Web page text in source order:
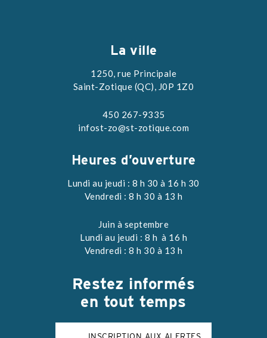
La ville
1250, rue Principale
Saint-Zotique (QC), J0P 1Z0
450 267-9335
infost-zo@st-zotique.com
Heures d’ouverture
Lundi au jeudi : 8 h 30 à 16 h 30
Vendredi : 8 h 30 à 13 h
Juin à septembre
Lundi au jeudi : 8 h à 16 h
Vendredi : 8 h 30 à 13 h
Restez informés
en tout temps
INSCRIPTION AUX ALERTES